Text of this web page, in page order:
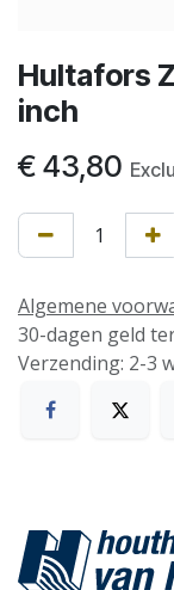
Hultafors
inch
€ 43,80
Algemene
30-dagen geld
Verzending: 2-3